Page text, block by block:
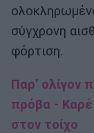
σύγχρονη
φόρτιση.
Παρ’ ολίγον
πρόβα -
στον τοίχο